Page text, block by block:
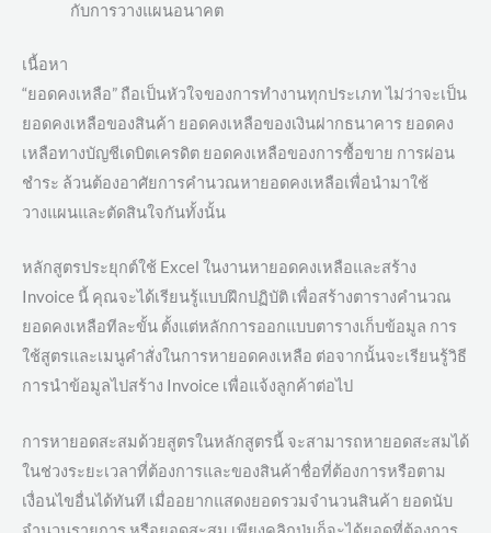
กับการวางแผนอนาคต
เนื้อหา
“ยอดคงเหลือ” ถือเป็นหัวใจของการทำงานทุกประเภท ไม่ว่าจะเป็น
ยอดคงเหลือของสินค้า ยอดคงเหลือของเงินฝากธนาคาร ยอดคง
เหลือทางบัญชีเดบิตเครดิต ยอดคงเหลือของการซื้อขาย การผ่อน
ชำระ ล้วนต้องอาศัยการคำนวณหายอดคงเหลือเพื่อนำมาใช้
วางแผนและตัดสินใจกันทั้งนั้น
หลักสูตรประยุกต์ใช้ Excel ในงานหายอดคงเหลือและสร้าง
Invoice นี้ คุณจะได้เรียนรู้แบบฝึกปฏิบัติ เพื่อสร้างตารางคำนวณ
ยอดคงเหลือทีละขั้น ตั้งแต่หลักการออกแบบตารางเก็บข้อมูล การ
ใช้สูตรและเมนูคำสั่งในการหายอดคงเหลือ ต่อจากนั้นจะเรียนรู้วิธี
การนำข้อมูลไปสร้าง Invoice เพื่อแจ้งลูกค้าต่อไป
การหายอดสะสมด้วยสูตรในหลักสูตรนี้ จะสามารถหายอดสะสมได้
ในช่วงระยะเวลาที่ต้องการและของสินค้าชื่อที่ต้องการหรือตาม
เงื่อนไขอื่นได้ทันที เมื่ออยากแสดงยอดรวมจำนวนสินค้า ยอดนับ